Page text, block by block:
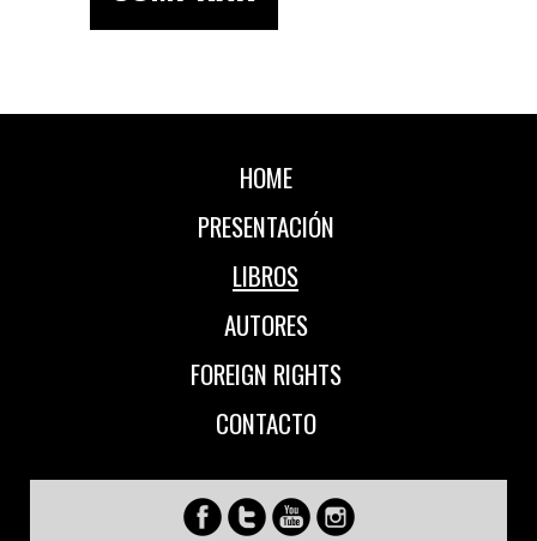
HOME
PRESENTACIÓN
LIBROS
AUTORES
FOREIGN RIGHTS
CONTACTO